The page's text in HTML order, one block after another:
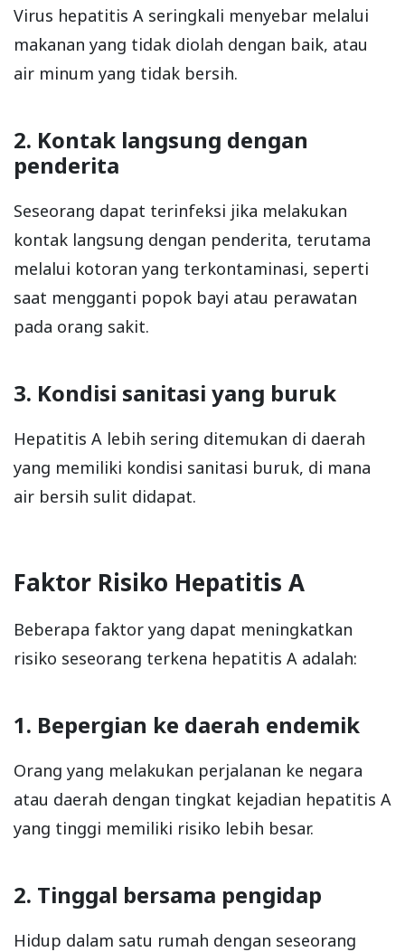
Virus hepatitis A seringkali menyebar melalui
makanan yang tidak diolah dengan baik, atau
air minum yang tidak bersih.
2. Kontak langsung dengan
penderita
Seseorang dapat terinfeksi jika melakukan
kontak langsung dengan penderita, terutama
melalui kotoran yang terkontaminasi, seperti
saat mengganti popok bayi atau perawatan
pada orang sakit.
3. Kondisi sanitasi yang buruk
Hepatitis A lebih sering ditemukan di daerah
yang memiliki kondisi sanitasi buruk, di mana
air bersih sulit didapat.
Faktor Risiko Hepatitis A
Beberapa faktor yang dapat meningkatkan
risiko seseorang terkena hepatitis A adalah:
1. Bepergian ke daerah endemik
Orang yang melakukan perjalanan ke negara
atau daerah dengan tingkat kejadian hepatitis A
yang tinggi memiliki risiko lebih besar.
2. Tinggal bersama pengidap
Hidup dalam satu rumah dengan seseorang